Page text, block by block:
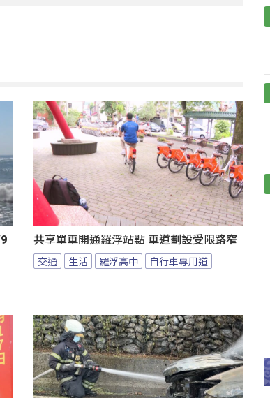
共享單車開通羅浮站點 車道劃設受限路窄
交通 生活 羅浮高中 自行車專用道